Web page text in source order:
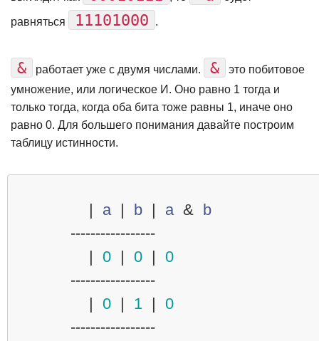
равняться 11101000 .
& работает уже с двумя числами. &
это побитовое
умножение, или логическое И. Оно равно 1 тогда и
только тогда, когда оба бита тоже равны 1, иначе оно
равно 0. Для большего понимания давайте построим
таблицу истинности.
| a | b | a & b
-----------------
| 0 | 0 | 0
-----------------
| 0 | 1 | 0
-----------------